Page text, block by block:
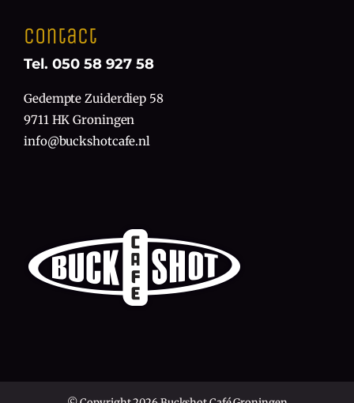
Contact
Tel. 050 58 927 58
Gedempte Zuiderdiep 58
9711 HK Groningen
info@buckshotcafe.nl